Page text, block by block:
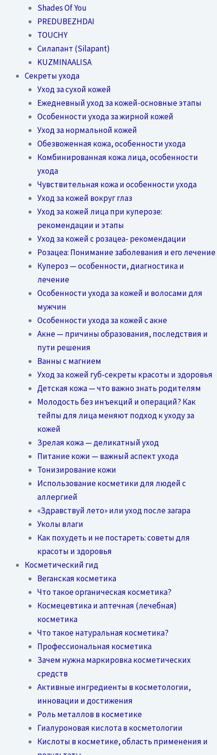
Shades Of You
PREDUBEZHDAI
TOUCHY
Силапант (Silapant)
KUZMINAALISA
Секреты ухода
Уход за сухой кожей
Ежедневный уход за кожей-основные этапы
Особенности ухода за жирной кожей
Уход за нормальной кожей
Обезвоженная кожа, особенности ухода
Комбинированная кожа лица, особенности
ухода
Чувствительная кожа и особенности ухода
Уход за кожей вокруг глаз
Уход за кожей лица при куперозе:
рекомендации и этапы
Уход за кожей с розацеа- рекомендации
Розацеа: Понимание заболевания и его лечение
Купероз — особенности, диагностика и
лечение
Особенности ухода за кожей и волосами для
мужчин
Особенности ухода за кожей с акне
Акне — причины образования, последствия и
пути решения
Ванны с магнием
Уход за кожей губ-секреты красоты и здоровья
Детская кожа — что важно знать родителям
Молодость без инъекций и операций? Как
тейпы для лица меняют подход к уходу за
кожей
Зрелая кожа — деликатный уход
Питание кожи — важный аспект ухода
Тонизирование кожи
Использование косметики для людей с
аллергией
«Здравствуй лето» или уход после загара
Уколы влаги
Как похудеть и не постареть: советы для
красоты и здоровья
Косметический гид
Веганская косметика
Что такое органическая косметика?
Космецевтика и аптечная (лечебная)
косметика
Что такое натуральная косметика?
Профессиональная косметика
Зачем нужна маркировка косметических
средств
Активные ингредиенты в косметологии,
инновации и достижения
Роль металлов в косметике
Гиалуроновая кислота в косметологии
Кислоты в косметике, область применения и